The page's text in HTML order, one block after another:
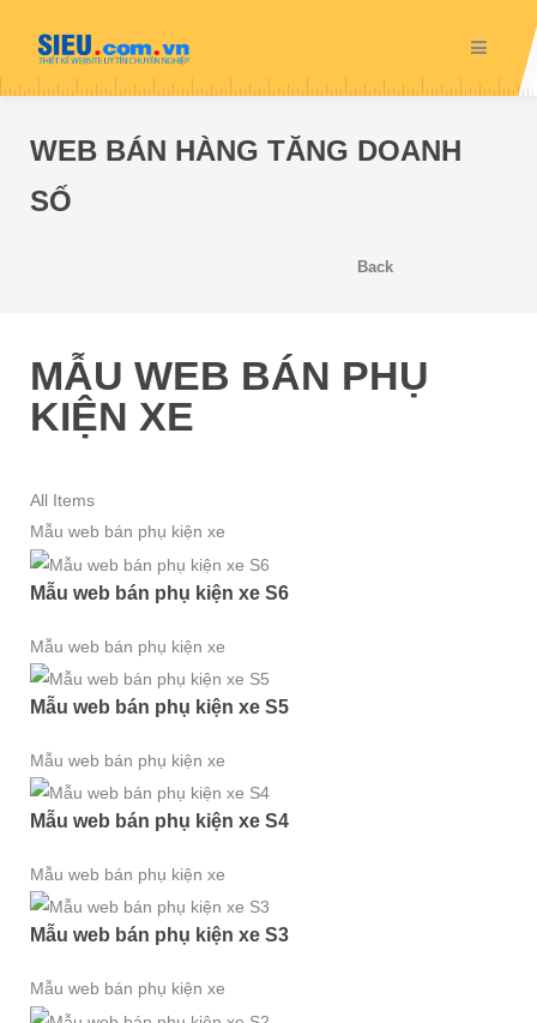
WEB BÁN HÀNG TĂNG DOANH
SỐ
Back
MẪU WEB BÁN PHỤ
KIỆN XE
All Items
Mẫu web bán phụ kiện xe
Mẫu web bán phụ kiện xe S6
Mẫu web bán phụ kiện xe
Mẫu web bán phụ kiện xe S5
Mẫu web bán phụ kiện xe
Mẫu web bán phụ kiện xe S4
Mẫu web bán phụ kiện xe
Mẫu web bán phụ kiện xe S3
Mẫu web bán phụ kiện xe